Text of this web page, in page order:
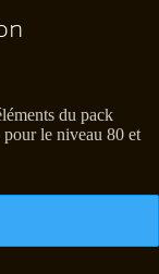
du pack
le niveau 80 et